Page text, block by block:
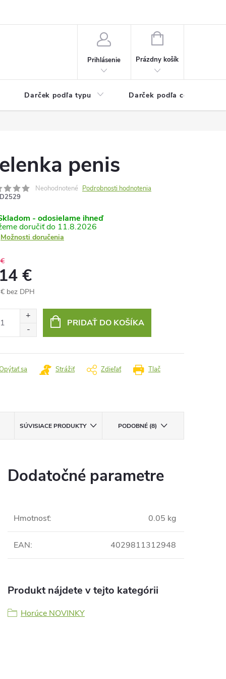
Prihlásenie
NÁKUPNÝ
Prázdny košík
Darček podľa typu Darček podľa ceny
penis
Neohodnotené Podrobnosti hodnotenia
D2529
- odosielame ihneď
11.8.2026
Možnosti doručenia
€
bez DPH
PRIDAŤ DO KOŠÍKA
Tlač
sa Strážiť Zdieľať
SÚVISIACE PRODUKTY PODOBNÉ (8)
Dodatočné parametre
Hmotnosť: 0.05 kg
EAN: 4029811312948
Produkt nájdete v tejto kategórii
Horúce NOVINKY